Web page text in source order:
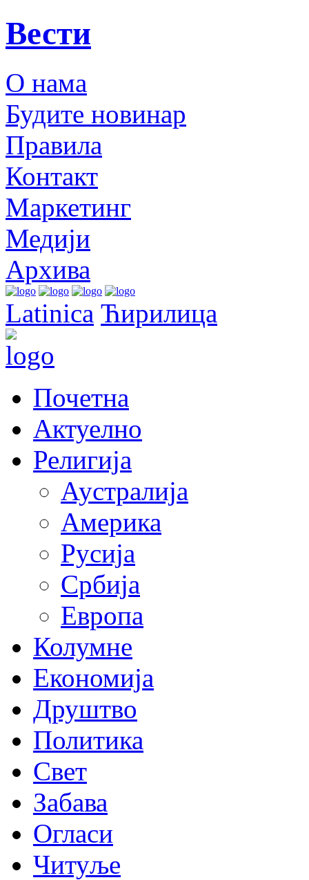
Вести
О нама
Будите новинар
Правила
Контакт
Маркетинг
Медији
Архива
Latinica Ћирилица
Почетна
Актуелно
Религија
Аустралија
Америка
Русија
Србија
Европа
Колумне
Економија
Друштво
Политика
Свет
Забава
Огласи
Читуље